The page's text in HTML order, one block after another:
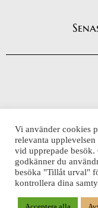
Vi använder cookies
relevanta
vid upprepade
godkänner du
besöka "Tillåt urval"
kontrollera dina